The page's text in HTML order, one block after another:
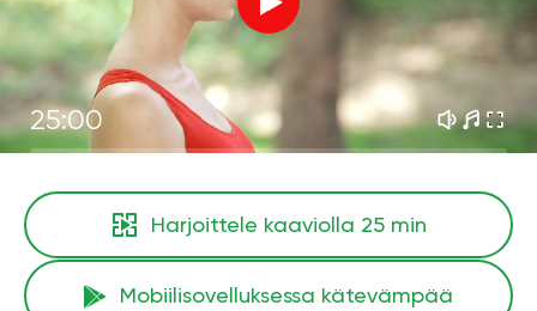
25:00
Harjoittele kaaviolla 25 min
Mobiilisovelluksessa kätevämpää